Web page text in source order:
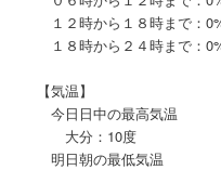
１２時から１８時まで：
１８時から２４時まで：
【気温】
今日日中の最高気温
大分：10度
明日朝の最低気温